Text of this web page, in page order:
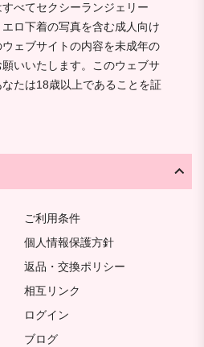
べてセクシーランジェリー
ロ下着の写真を含む成人向け
ェブサイトの内容を未成年の
いいたします。このウェブサ
たは18歳以上であることを証
ご利用条件
個人情報保護方針
返品・交換ポリシー
相互リンク
ログイン
ブログ